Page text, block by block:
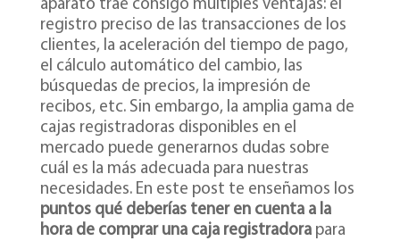
aparato trae consigo múltiples ventajas: el
registro preciso de las transacciones de los
clientes, la aceleración del tiempo de pago,
el cálculo automático del cambio, las
búsquedas de precios, la impresión de
recibos, etc. Sin embargo, la amplia gama de
cajas registradoras disponibles en el
mercado puede generarnos dudas sobre
cuál es la más adecuada para nuestras
necesidades. En este post te enseñamos los
puntos qué deberías tener en cuenta a la
hora de comprar una caja registradorapara